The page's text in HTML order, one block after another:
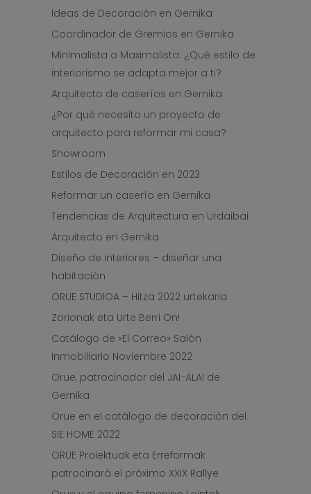
Ideas de Decoración en Gernika
Coordinador de Gremios en Gernika
Minimalista o Maximalista: ¿Qué estilo de
interiorismo se adapta mejor a ti?
Arquitecto de caseríos en Gernika
¿Por qué necesito un proyecto de
arquitecto para reformar mi casa?
Showroom
Estilos de Decoración en 2023
Reformar un caserío en Gernika
Tendencias de Arquitectura en Urdaibai
Arquitecto en Gernika
Diseño de interiores – diseñar una
habitación
ORUE STUDIOA – Hitza 2022 urtekaria
Zorionak eta Urte Berri On!
Catálogo de «El Correo» Salón
Inmobiliario Noviembre 2022
Orue, patrocinador del JAI-ALAI de
Gernika
Orue en el catálogo de decoración del
SIE HOME 2022
ORUE Proiektuak eta Erreformak
patrocinará el próximo XXIX Rallye